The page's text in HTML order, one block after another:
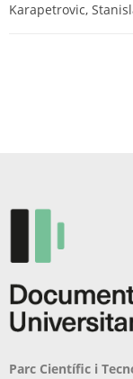
Karapetrovic,
Parc Científic i